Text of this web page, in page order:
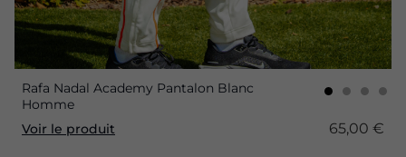
Rafa Nadal Academy Pantalon Blanc
Homme
Voir le produit
65,00 €